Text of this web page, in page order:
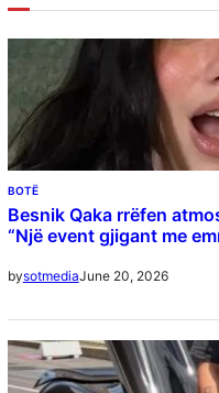
r
c
h
BOTË
Besnik Qaka rrëfen
“Një event gjigant me
bysotmediaJune 20, 2026